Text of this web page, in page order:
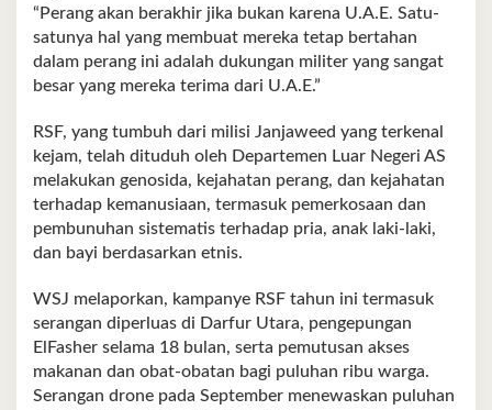
“Perang akan berakhir jika bukan karena U.A.E. Satu-
satunya hal yang membuat mereka tetap bertahan
dalam perang ini adalah dukungan militer yang sangat
besar yang mereka terima dari U.A.E.”
RSF, yang tumbuh dari milisi Janjaweed yang terkenal
kejam, telah dituduh oleh Departemen Luar Negeri AS
melakukan genosida, kejahatan perang, dan kejahatan
terhadap kemanusiaan, termasuk pemerkosaan dan
pembunuhan sistematis terhadap pria, anak laki-laki,
dan bayi berdasarkan etnis.
WSJ melaporkan, kampanye RSF tahun ini termasuk
serangan diperluas di Darfur Utara, pengepungan
ElFasher selama 18 bulan, serta pemutusan akses
makanan dan obat-obatan bagi puluhan ribu warga.
Serangan drone pada September menewaskan puluhan